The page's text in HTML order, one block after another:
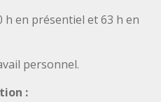
h en présentiel et 63 h en
personnel.
: